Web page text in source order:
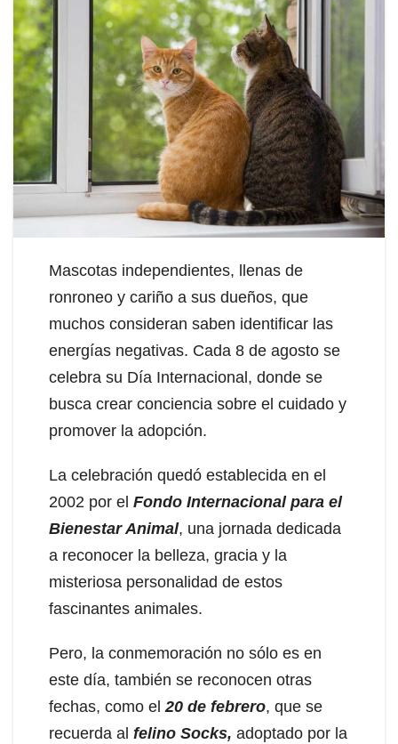
Mascotas independientes, llenas de
ronroneo y cariño a sus dueños, que
muchos consideran saben identificar las
energías negativas. Cada 8 de agosto se
celebra su Día Internacional, donde se
busca crear conciencia sobre el cuidado y
promover la adopción.
La celebración quedó establecida en el
2002 por el Fondo Internacional para el
Bienestar Animal, una jornada dedicada
a reconocer la belleza, gracia y la
misteriosa personalidad de estos
fascinantes animales.
Pero, la conmemoración no sólo es en
este día, también se reconocen otras
fechas, como el 20 de febrero, que se
recuerda al felino Socks, adoptado por la